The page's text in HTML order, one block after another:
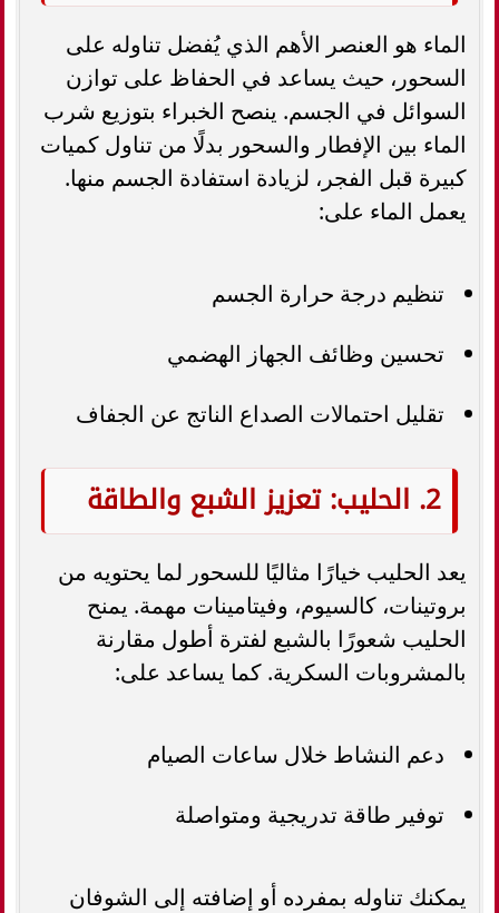
الماء هو العنصر الأهم الذي يُفضل تناوله على
السحور، حيث يساعد في الحفاظ على توازن
السوائل في الجسم. ينصح الخبراء بتوزيع شرب
الماء بين الإفطار والسحور بدلًا من تناول كميات
كبيرة قبل الفجر، لزيادة استفادة الجسم منها.
يعمل الماء على:
تنظيم درجة حرارة الجسم
تحسين وظائف الجهاز الهضمي
تقليل احتمالات الصداع الناتج عن الجفاف
2. الحليب: تعزيز الشبع والطاقة
يعد الحليب خيارًا مثاليًا للسحور لما يحتويه من
بروتينات، كالسيوم، وفيتامينات مهمة. يمنح
الحليب شعورًا بالشبع لفترة أطول مقارنة
بالمشروبات السكرية. كما يساعد على:
دعم النشاط خلال ساعات الصيام
توفير طاقة تدريجية ومتواصلة
يمكنك تناوله بمفرده أو إضافته إلى الشوفان